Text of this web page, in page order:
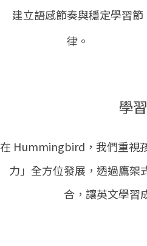
建立語感節奏與穩定學習節
律。
學
在 Hummingbird，我們重視
力」全方位發展，透過鷹架
合，讓英文學習